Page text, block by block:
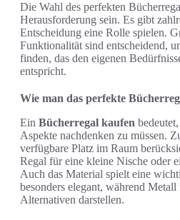
Die Wahl des perfekten
Herausforderung sein. Es gibt
Entscheidung eine Rolle spielen.
Funktionalität sind entscheidend,
finden, das den eigenen
entspricht.
Wie man das perfekte
Ein Bücherregal kaufen
Aspekte nachdenken zu müssen.
verfügbare Platz im Raum
Regal für eine kleine Nische oder
Auch das Material spielt eine
besonders elegant, während
Alternativen darstellen.